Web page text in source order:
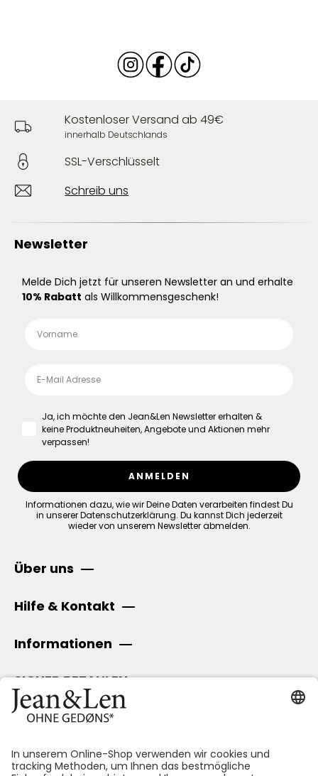
Kostenloser Versand ab 49€
innerhalb Deutschlands
SSL-Verschlüsselt
Schreib uns
Newsletter
Melde Dich jetzt für unseren Newsletter an und erhalte
10% Rabatt als Willkommensgeschenk!
Ja, ich möchte den Jean&Len Newsletter erhalten &
keine Produktneuheiten, Angebote und Aktionen mehr
verpassen!
ANMELDEN
Informationen dazu, wie wir Deine Daten verarbeiten findest Du
in unsererDatenschutzerklärung. Du kannst Dich jederzeit
wieder von unserem Newsletter abmelden.
Über uns
Hilfe & Kontakt
Informationen
SICHER BEZAHLEN